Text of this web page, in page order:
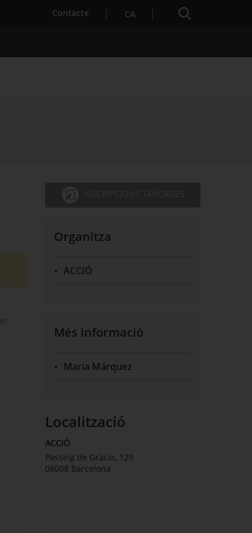
Contacte . Obre en una nova finestra.
CA Cercador
Organitza
ACCIÓ
Més informació
Maria Márquez
Localització
ACCIÓ
Passeig de Gràcia, 129
08008 Barcelona